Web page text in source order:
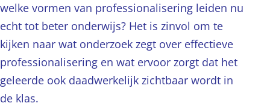
welke vormen van professionalisering leiden nu
echt tot beter onderwijs? Het is zinvol om te
kijken naar wat onderzoek zegt over effectieve
professionalisering en wat ervoor zorgt dat het
geleerde ook daadwerkelijk zichtbaar wordt in
de klas.